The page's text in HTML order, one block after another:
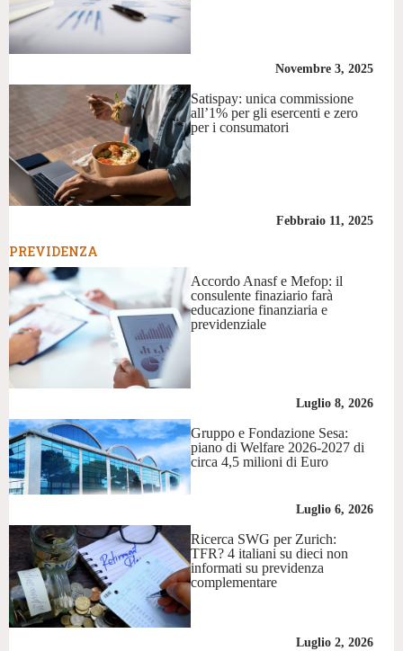
Novembre 3, 2025
Satispay: unica commissione
all’1% per gli esercenti e zero
per i consumatori
Febbraio 11, 2025
PREVIDENZA
Accordo Anasf e Mefop: il
consulente finaziario farà
educazione finanziaria e
previdenziale
Luglio 8, 2026
Gruppo e Fondazione Sesa:
piano di Welfare 2026-2027 di
circa 4,5 milioni di Euro
Luglio 6, 2026
Ricerca SWG per Zurich:
TFR? 4 italiani su dieci non
informati su previdenza
complementare
Luglio 2, 2026